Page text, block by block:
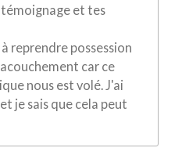
et tes
reprendre possession
car ce
nous est volé. J'ai
je sais que cela peut